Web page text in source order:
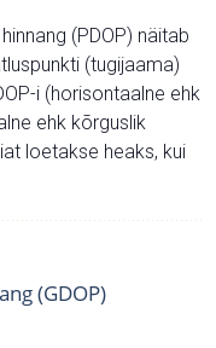
(PDOP) näitab
(tugijaama)
i (horisontaalne ehk
ehk kõrguslik
loetakse heaks, kui
(GDOP)